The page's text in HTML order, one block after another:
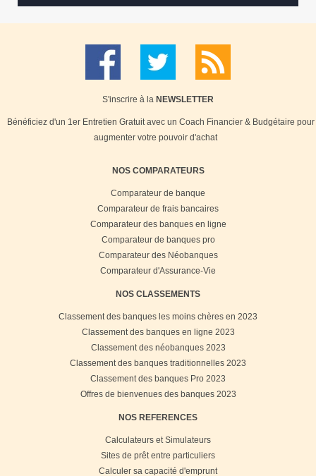
S'inscrire à la NEWSLETTER
Bénéficiez d'un 1er Entretien Gratuit avec un Coach Financier & Budgétaire pour
augmenter votre pouvoir d'achat
NOS COMPARATEURS
Comparateur de banque
Comparateur de frais bancaires
Comparateur des banques en ligne
Comparateur de banques pro
Comparateur des Néobanques
Comparateur d'Assurance-Vie
NOS CLASSEMENTS
Classement des banques les moins chères en 2023
Classement des banques en ligne 2023
Classement des néobanques 2023
Classement des banques traditionnelles 2023
Classement des banques Pro 2023
Offres de bienvenues des banques 2023
NOS REFERENCES
Calculateurs et Simulateurs
Sites de prêt entre particuliers
Calculer sa capacité d'emprunt